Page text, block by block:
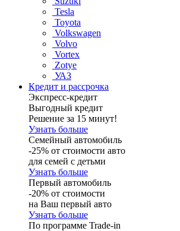
Tesla
Toyota
Volkswagen
Volvo
Vortex
Zotye
УАЗ
Кредит и рассрочка
Экспресс-кредит
Выгодный кредит
Решение за 15 минут!
Узнать больше
Семейный автомобиль
-25% от стоимости авто
для семей с детьми
Узнать больше
Первый автомобиль
-20% от стоимости
на Ваш первый авто
Узнать больше
По программе Trade-in